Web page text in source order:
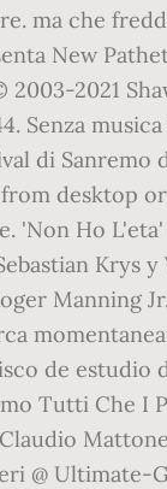
ma che
New
2021
Senza
di
desktop
'Non Ho
Krys
Manning
de estudio
Tutti Che I
@